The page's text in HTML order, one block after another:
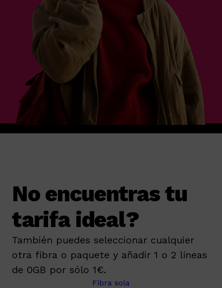
No encuentras tu
tarifa ideal?
También puedes seleccionar cualquier
otra fibra o paquete y añadir 1 o 2 líneas
de 0GB por sólo 1€.
Fibra sola